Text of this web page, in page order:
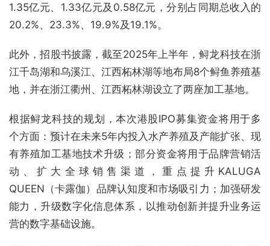
1.35亿元、1.33亿元及0.58亿元，分别占同期总收入的
20.2%、23.3%、19.9%及19.1%。
此外，招股书披露，截至2025年上半年，鲟龙科技在浙
江千岛湖和乌溪江、江西柘林湖等地布局8个鲟鱼养殖基
地，并在浙江衢州、江西柘林湖设立了两座加工基地。
根据鲟龙科技的规划，本次港股IPO募集资金将用于多
个方面：预计在未来5年内投入水产养殖及产能扩张、现
有养殖加工基地技术升级；部分资金将用于品牌营销活
动、扩大全球销售渠道，重点提升KALUGA
QUEEN（卡露伽）品牌认知度和市场吸引力；加强研发
能力，升级数字化信息体系，以推动创新并提升业务运
营的数字基础设施。